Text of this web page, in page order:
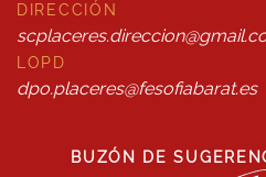
DIRECCIÓN
LOPD
dpo.placeres@fesofiabarat.es
BUZÓN DE